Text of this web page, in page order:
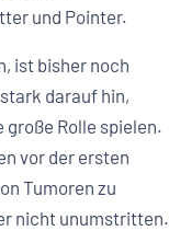
und Pointer.
ist bisher noch
darauf hin,
Rolle spielen.
vor der ersten
Tumoren zu
nicht unumstritten.